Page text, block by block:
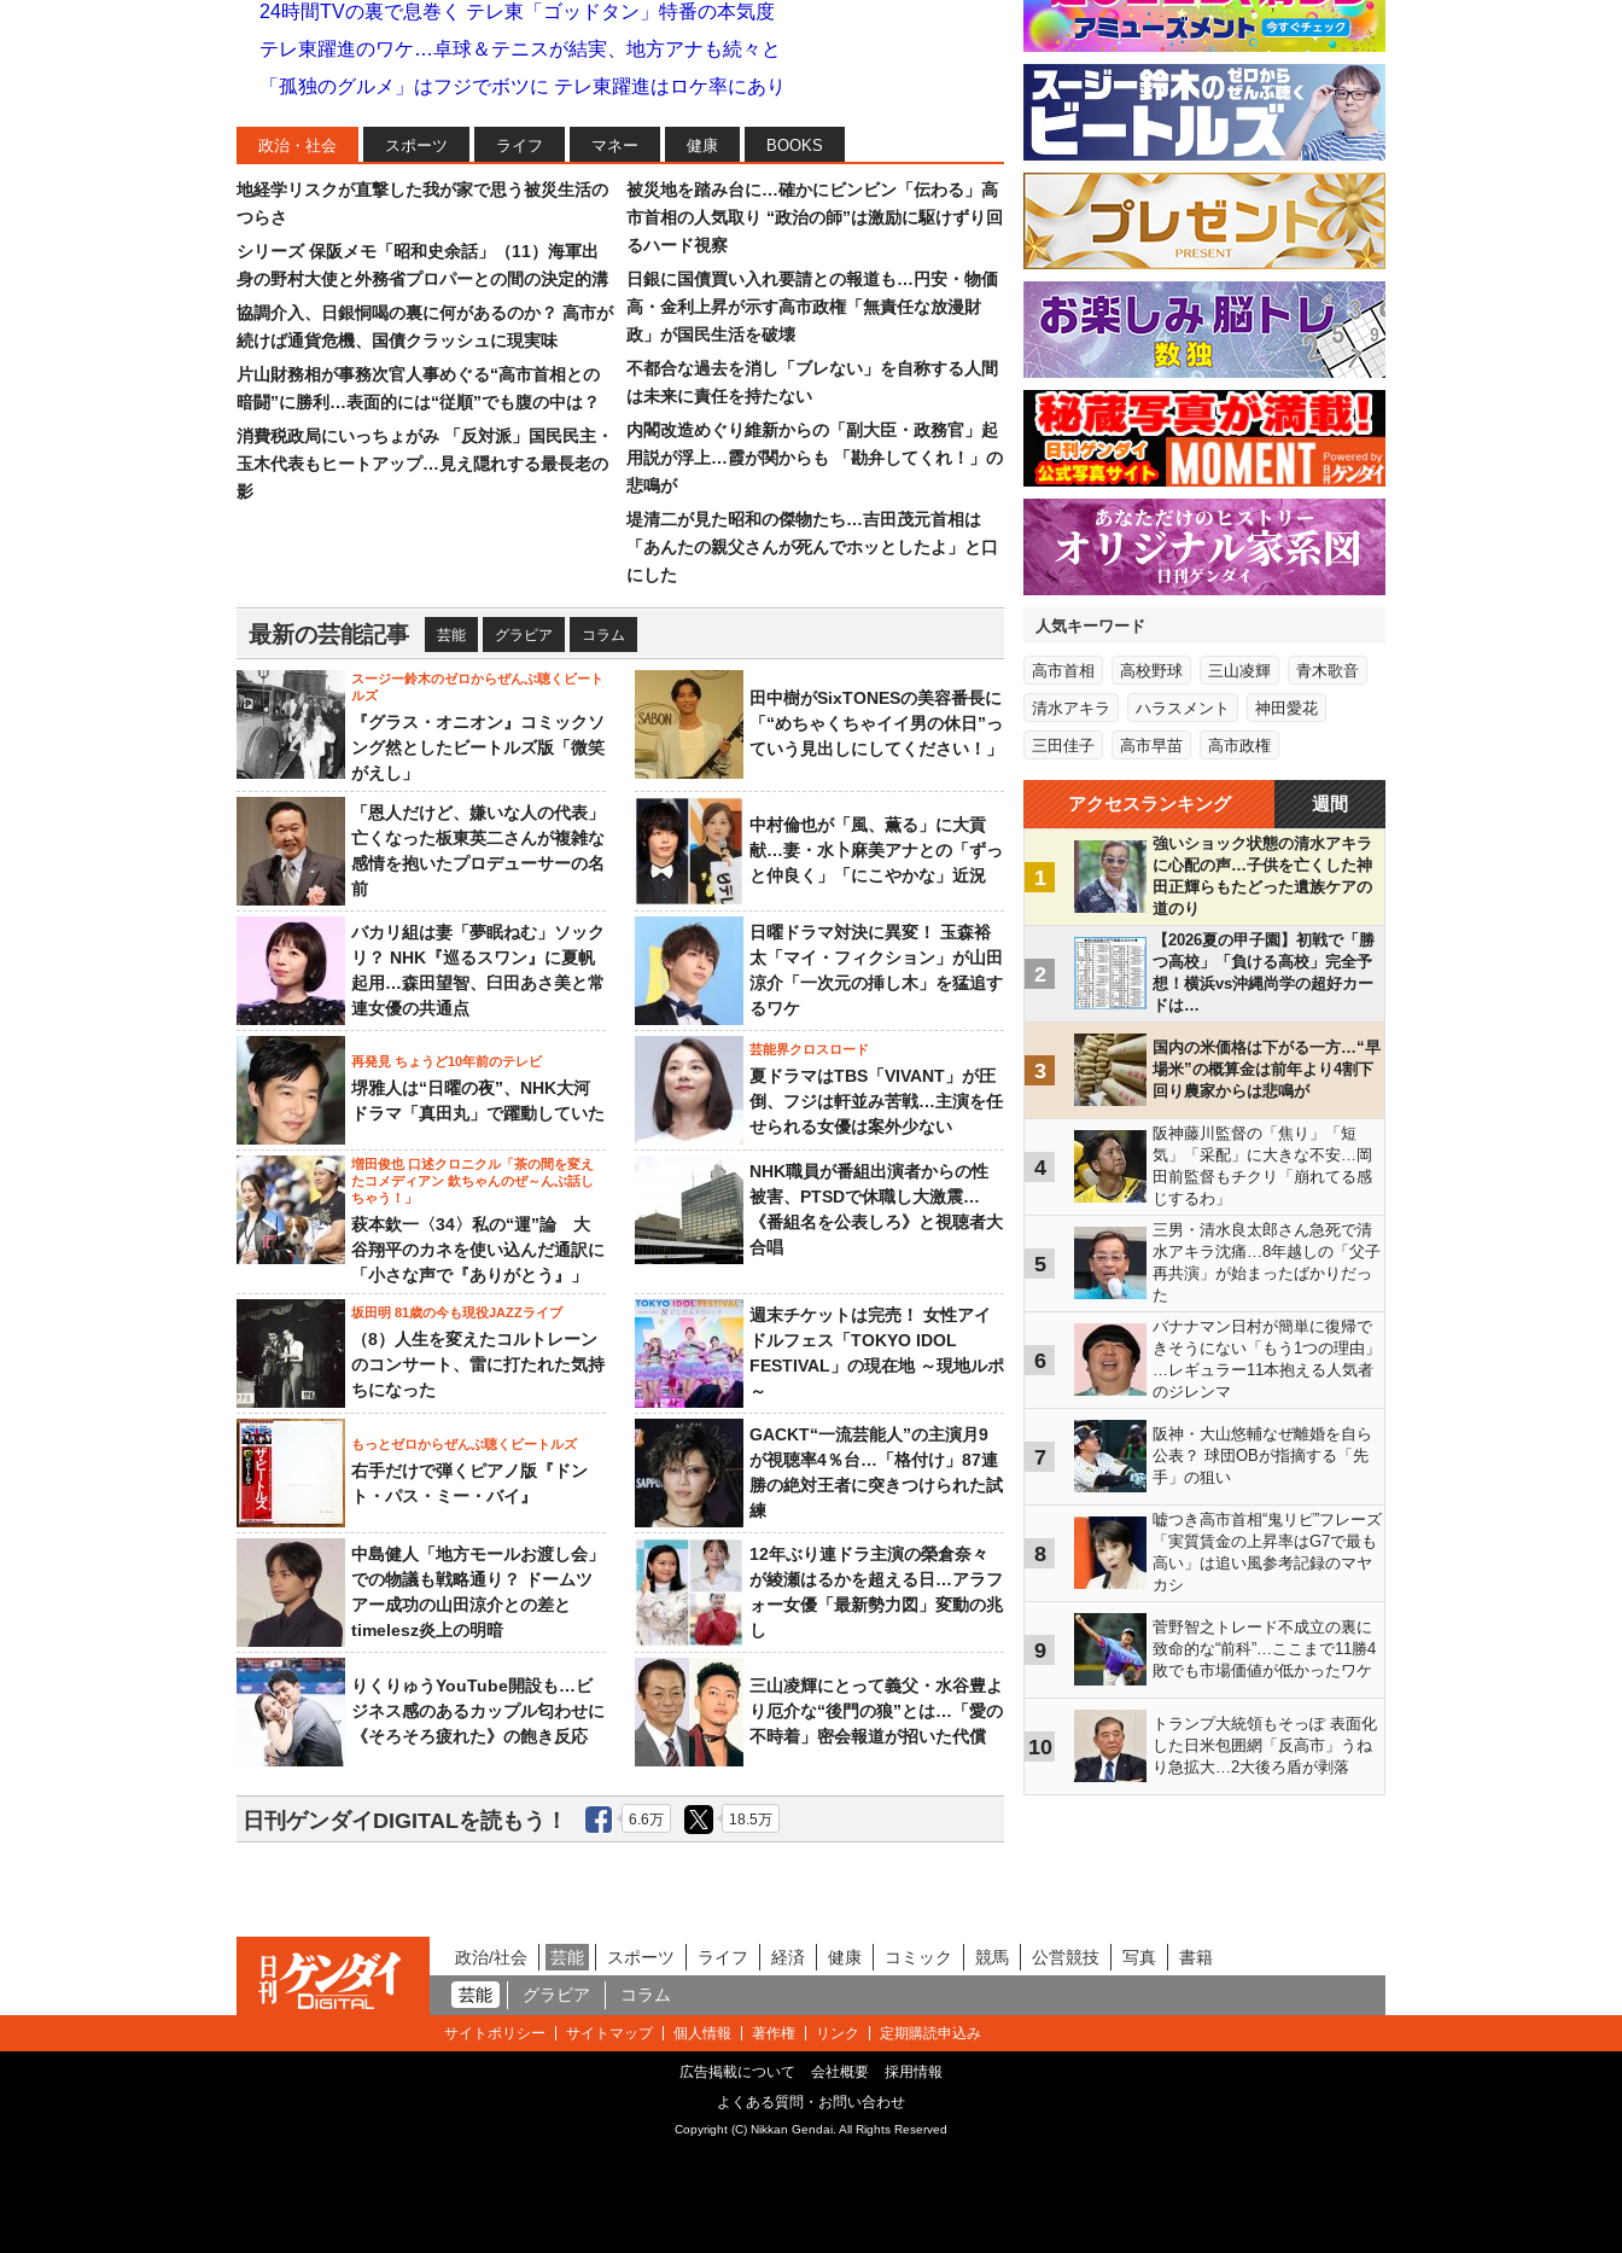
24時間TVの裏で息巻く テレ東「ゴッドタン」特番の本気度
テレ東躍進のワケ…卓球＆テニスが結実、地方アナも続々と
「孤独のグルメ」はフジでボツに テレ東躍進はロケ率にあり
政治・社会 スポーツ ライフ マネー 健康 BOOKS
地経学リスクが直撃した我が家で思う被災生活の
つらさ
シリーズ 保阪メモ「昭和史余話」（11）海軍出
身の野村大使と外務省プロパーとの間の決定的溝
協調介入、日銀恫喝の裏に何があるのか？ 高市が
続けば通貨危機、国債クラッシュに現実味
片山財務相が事務次官人事めぐる“高市首相との
暗闘”に勝利…表面的には“従順”でも腹の中は？
消費税政局にいっちょがみ 「反対派」国民民主・
玉木代表もヒートアップ…見え隠れする最長老の
影
被災地を踏み台に…確かにビンビン「伝わる」高
市首相の人気取り “政治の師”は激励に駆けずり回
るハード視察
日銀に国債買い入れ要請との報道も…円安・物価
高・金利上昇が示す高市政権「無責任な放漫財
政」が国民生活を破壊
不都合な過去を消し「ブレない」を自称する人間
は未来に責任を持たない
内閣改造めぐり維新からの「副大臣・政務官」起
用説が浮上…霞が関からも 「勘弁してくれ！」の
悲鳴が
堤清二が見た昭和の傑物たち…吉田茂元首相は
「あんたの親父さんが死んでホッとしたよ」と口
にした
最新の芸能記事 芸能 グラビア コラム
スージー鈴木のゼロからぜんぶ聴くビート
ルズ
『グラス・オニオン』コミックソ
ング然としたビートルズ版「微笑
がえし」
田中樹がSixTONESの美容番長に
「“めちゃくちゃイイ男の休日”っ
ていう見出しにしてください！」
「恩人だけど、嫌いな人の代表」
亡くなった板東英二さんが複雑な
感情を抱いたプロデューサーの名
前
中村倫也が「風、薫る」に大貢
献…妻・水卜麻美アナとの「ずっ
と仲良く」「にこやかな」近況
バカリ組は妻「夢眠ねむ」ソック
リ？ NHK『巡るスワン』に夏帆
起用…森田望智、臼田あさ美と常
連女優の共通点
日曜ドラマ対決に異変！ 玉森裕
太「マイ・フィクション」が山田
涼介「一次元の挿し木」を猛追す
るワケ
再発見 ちょうど10年前のテレビ
堺雅人は“日曜の夜”、NHK大河
ドラマ「真田丸」で躍動していた
芸能界クロスロード
夏ドラマはTBS「VIVANT」が圧
倒、フジは軒並み苦戦…主演を任
せられる女優は案外少ない
増田俊也 口述クロニクル「茶の間を変え
たコメディアン 欽ちゃんのぜ～んぶ話し
ちゃう！」
萩本欽一〈34〉私の“運”論 大
谷翔平のカネを使い込んだ通訳に
「小さな声で『ありがとう』」
NHK職員が番組出演者からの性
被害、PTSDで休職し大激震…
《番組名を公表しろ》と視聴者大
合唱
坂田明 81歳の今も現役JAZZライブ
（8）人生を変えたコルトレーン
のコンサート、雷に打たれた気持
ちになった
週末チケットは完売！ 女性アイ
ドルフェス「TOKYO IDOL
FESTIVAL」の現在地 ～現地ルポ
～
もっとゼロからぜんぶ聴くビートルズ
右手だけで弾くピアノ版『ドン
ト・パス・ミー・バイ』
GACKT“一流芸能人”の主演月9
が視聴率4％台…「格付け」87連
勝の絶対王者に突きつけられた試
練
中島健人「地方モールお渡し会」
での物議も戦略通り？ ドームツ
アー成功の山田涼介との差と
timelesz炎上の明暗
12年ぶり連ドラ主演の榮倉奈々
が綾瀬はるかを超える日…アラフ
ォー女優「最新勢力図」変動の兆
し
りくりゅうYouTube開設も…ビ
ジネス感のあるカップル匂わせに
《そろそろ疲れた》の飽き反応
三山凌輝にとって義父・水谷豊よ
り厄介な“後門の狼”とは…「愛の
不時着」密会報道が招いた代償
日刊ゲンダイDIGITALを読もう！ 6.6万 18.5万
人気キーワード
高市首相 高校野球 三山凌輝 青木歌音
清水アキラ ハラスメント 神田愛花
三田佳子 高市早苗 高市政権
アクセスランキング 週間
1
強いショック状態の清水アキラ
に心配の声…子供を亡くした神
田正輝らもたどった遺族ケアの
道のり
2
【2026夏の甲子園】初戦で「勝
つ高校」「負ける高校」完全予
想！横浜vs沖縄尚学の超好カー
ドは…
3
国内の米価格は下がる一方…“早
場米”の概算金は前年より4割下
回り農家からは悲鳴が
4
阪神藤川監督の「焦り」「短
気」「采配」に大きな不安…岡
田前監督もチクリ「崩れてる感
じするわ」
5
三男・清水良太郎さん急死で清
水アキラ沈痛…8年越しの「父子
再共演」が始まったばかりだっ
た
6
バナナマン日村が簡単に復帰で
きそうにない「もう1つの理由」
…レギュラー11本抱える人気者
のジレンマ
7
阪神・大山悠輔なぜ離婚を自ら
公表？ 球団OBが指摘する「先
手」の狙い
8
嘘つき高市首相“鬼リピ”フレーズ
「実質賃金の上昇率はG7で最も
高い」は追い風参考記録のマヤ
カシ
9
菅野智之トレード不成立の裏に
致命的な“前科”…ここまで11勝4
敗でも市場価値が低かったワケ
10
トランプ大統領もそっぽ 表面化
した日米包囲網「反高市」うね
り急拡大…2大後ろ盾が剥落
政治/社会 芸能 スポーツ ライフ 経済 健康 コミック 競馬 公営競技 写真
書籍
芸能
グラビア コラム
サイトポリシー サイトマップ 個人情報 著作権 リンク 定期購読申込み
広告掲載について 会社概要
採用情報
よくある質問・お問い合わせ
Copyright (C) Nikkan Gendai. All Rights Reserved